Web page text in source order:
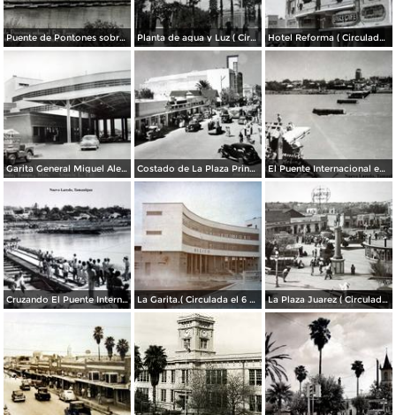
Puente de Pontones sobre el Rio Bravo ( Circulada el 15 de Agosto de 1956 ) Planta de agua y Luz ( Circulada el 15 de Agosto de 1956 ) Hotel Reforma ( Circulada el 15 de Agosto de 1956 )
Garita General Miguel Aleman ( Circulada el 15 de Agosto de 1956 ) Costado de La Plaza Principal. El Puente Internacional en construccion.
Cruzando El Puente Internacional. La Garita.( Circulada el 6 de Febrero de 1956 ). La Plaza Juarez ( Circulada el 18 de Junio de 1948 ).